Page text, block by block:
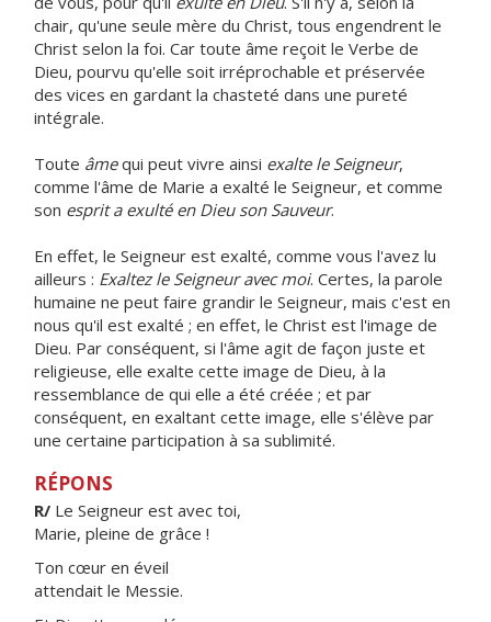
chair, qu'une seule mère du Christ, tous engendrent le
Christ selon la foi. Car toute âme reçoit le Verbe de
Dieu, pourvu qu'elle soit irréprochable et préservée
des vices en gardant la chasteté dans une pureté
intégrale.
Toute âmequi peut vivre ainsi exalte le Seigneur,
comme l'âme de Marie a exalté le Seigneur, et comme
son esprit a exulté en Dieu son Sauveur.
En effet, le Seigneur est exalté, comme vous l'avez lu
ailleurs : Exaltez le Seigneur avec moi. Certes, la parole
humaine ne peut faire grandir le Seigneur, mais c'est en
nous qu'il est exalté ; en effet, le Christ est l'image de
Dieu. Par conséquent, si l'âme agit de façon juste et
religieuse, elle exalte cette image de Dieu, à la
ressemblance de qui elle a été créée ; et par
conséquent, en exaltant cette image, elle s'élève par
une certaine participation à sa sublimité.
RÉPONS
R/ Le Seigneur est avec toi,
Marie, pleine de grâce !
Ton cœur en éveil
attendait le Messie.